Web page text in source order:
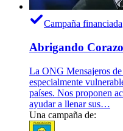
Campaña financiada
Abrigando
La ONG Mensajeros de
especialmente
países. Nos proponen
ayudar a llenar sus…
Una campaña de: